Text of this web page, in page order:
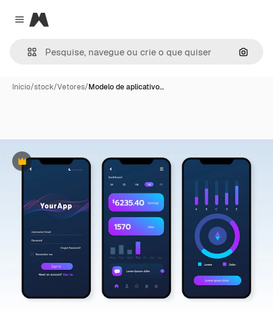
Close menu
Magnific
Início/stock/Vetores/Modelo de aplicativo…
Premium